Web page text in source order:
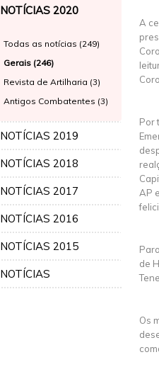
NOTÍCIAS 2020
Todas as notícias (249)
Gerais (246)
Revista de Artilharia (3)
Antigos Combatentes (3)
NOTÍCIAS 2019
NOTÍCIAS 2018
NOTÍCIAS 2017
NOTÍCIAS 2016
NOTÍCIAS 2015
NOTÍCIAS
A
Por
AP
de
Os